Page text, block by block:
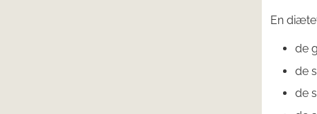
En
de
de
de